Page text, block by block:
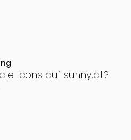
Icons auf sunny.at?